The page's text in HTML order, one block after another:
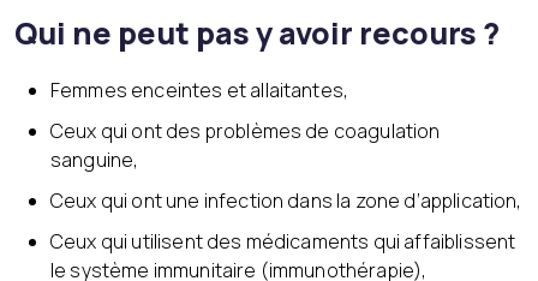
Qui ne peut pas y avoir recours ?
Femmes enceintes et allaitantes,
Ceux qui ont des problèmes de coagulation
sanguine,
Ceux qui ont une infection dans la zone d’application,
Ceux qui utilisent des médicaments qui affaiblissent
le système immunitaire (immunothérapie),